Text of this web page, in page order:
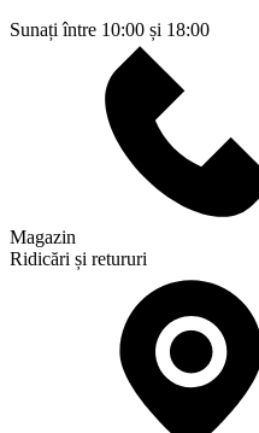
Sunați între 10:00 și 18:00
Magazin
Ridicări și retururi